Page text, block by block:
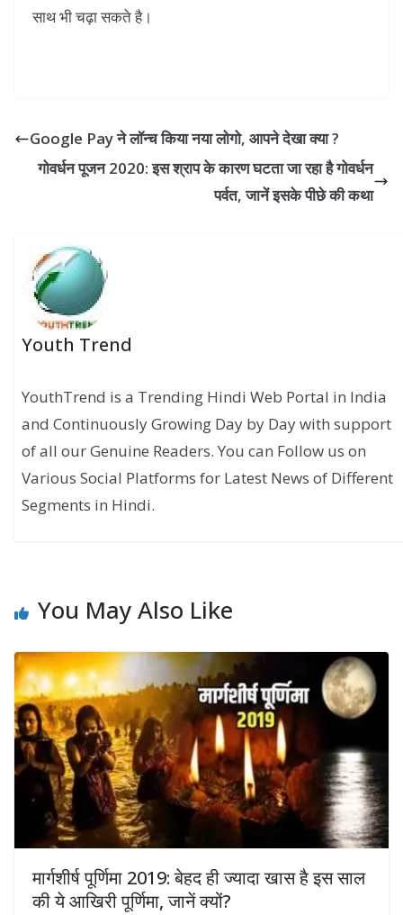
साथ भी चढ़ा सकते है।
Google Pay ने लॉन्च किया नया लोगो, आपने देखा क्या ?
गोवर्धन पूजन 2020: इस श्राप के कारण घटता जा रहा है गोवर्धन
पर्वत, जानें इसके पीछे की कथा
Youth Trend
YouthTrend is a Trending Hindi Web Portal in India
and Continuously Growing Day by Day with support
of all our Genuine Readers. You can Follow us on
Various Social Platforms for Latest News of Different
Segments in Hindi.
You May Also Like
मार्गशीर्ष पूर्णिमा 2019: बेहद ही ज्यादा खास है इस साल
की ये आखिरी पूर्णिमा, जानें क्यों?